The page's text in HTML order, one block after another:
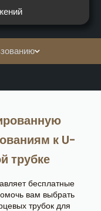
к U-
трубке
бесплатные
вам выбрать
трубок для